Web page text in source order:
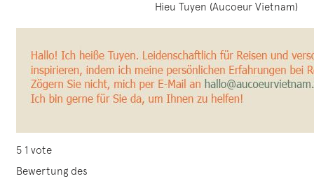
Hieu Tuyen (Aucoeur Vietnam)
5 1 vote
Bewertung des